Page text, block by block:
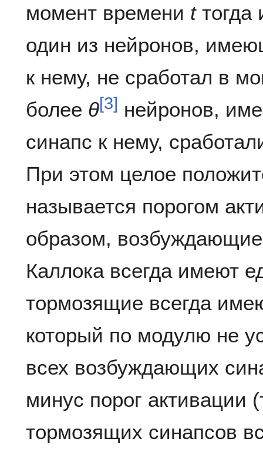
момент времени tтогда
один из нейронов,
к нему, не сработал в
более θ[3] нейронов,
синапс к нему,
При этом целое
называется порогом
образом,
Каллока всегда имеют
тормозящие всегда
который по модулю не
всех возбуждающих
минус порог активации
тормозящих синапсов